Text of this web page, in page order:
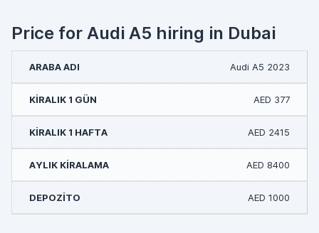
Price for Audi A5 hiring in Dubai
Audi A5 2023
AED 377
AED 2415
AED 8400
AED 1000